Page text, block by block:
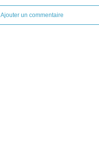
Ajouter un commentaire